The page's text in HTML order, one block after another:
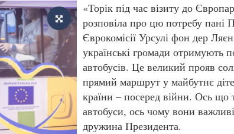
«Торік під час візиту до
розповіла про цю потребу пані
Єврокомісії Урсулі фон дер
українські громади отримують
автобусів. Це великий прояв
прямий маршрут у майбутнє
країни – посеред війни. Ось що
автобуси, ось чому вони
дружина Президента.